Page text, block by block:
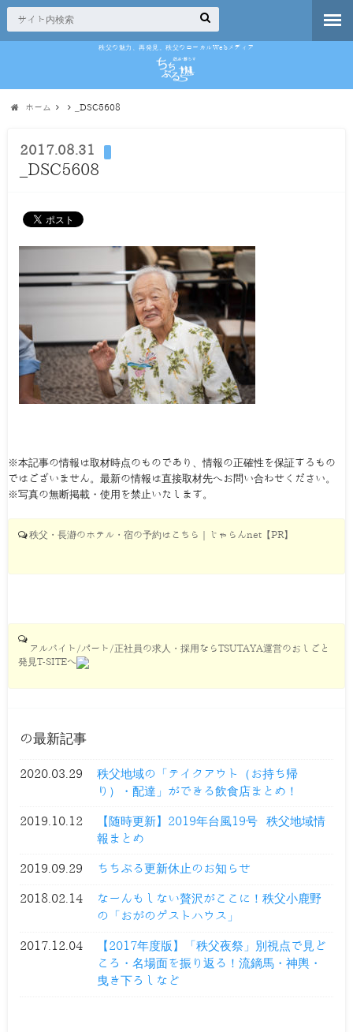
秩父の魅力、再発見。秩父のローカルWebメディア
ホーム _DSC5608
2017.08.31
_DSC5608
※本記事の情報は取材時点のものであり、情報の正確性を保証するもの
ではございません。最新の情報は直接取材先へお問い合わせください。
※写真の無断掲載・使用を禁止いたします。
秩父・長瀞のホテル・宿の予約はこちら｜じゃらんnet【PR】
アルバイト/パート/正社員の求人・採用ならTSUTAYA運営のおしごと
発見T-SITEへ
の最新記事
2020.03.29
秩父地域の「テイクアウト（お持ち帰
り）・配達」ができる飲食店まとめ！
2019.10.12
【随時更新】2019年台風19号 秩父地域情
報まとめ
2019.09.29 ちちぶる更新休止のお知らせ
2018.02.14
なーんもしない贅沢がここに！秩父小鹿野
の「おがのゲストハウス」
2017.12.04
【2017年度版】「秩父夜祭」別視点で見ど
ころ・名場面を振り返る！流鏑馬・神輿・
曳き下ろしなど